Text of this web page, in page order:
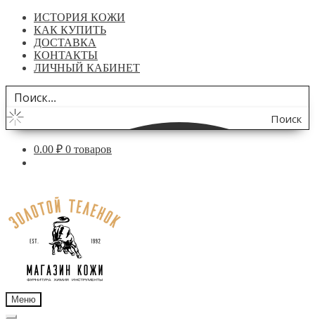
ИСТОРИЯ КОЖИ
КАК КУПИТЬ
ДОСТАВКА
КОНТАКТЫ
ЛИЧНЫЙ КАБИНЕТ
Поиск
по
0.00 ₽ 0 товаров
навигации
содержимому
Меню